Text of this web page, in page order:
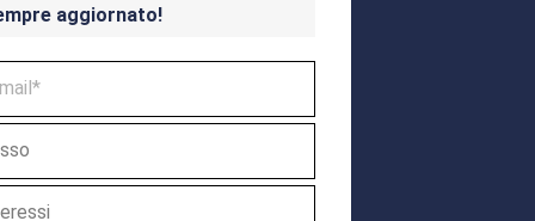
aggiornato!